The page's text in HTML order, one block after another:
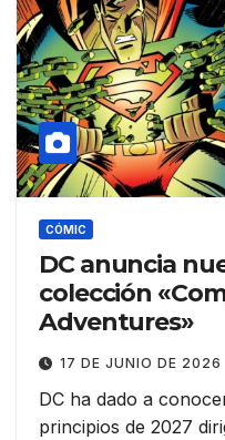
CÓMIC
DC anuncia
colección
Adventures»
17 DE JUNIO DE 2026
DC ha dado a
principios de 2027